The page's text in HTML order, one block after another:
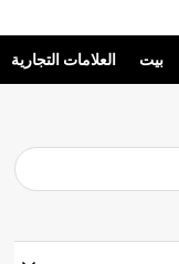
بيت العلامات التجارية